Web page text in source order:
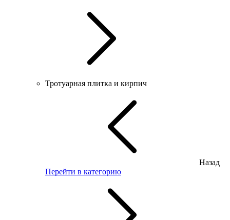
Тротуарная плитка и кирпич
Назад
Перейти в категорию